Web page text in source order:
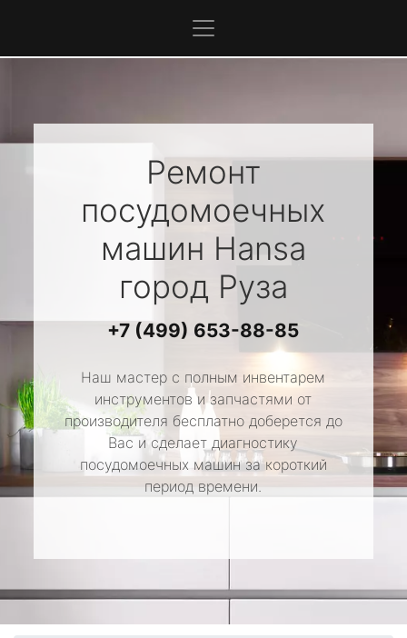
Ремонт
посудомоечных
машин Hansa
город Руза
+7 (499) 653-88-85
Наш мастер с полным инвентарем
инструментов и запчастями от
производителя бесплатно доберется до
Вас и сделает диагностику
посудомоечных машин за короткий
период времени.